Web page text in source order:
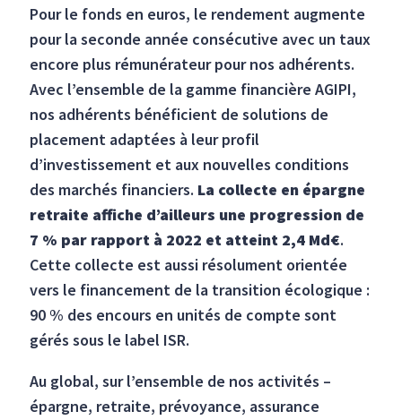
Pour le fonds en euros, le rendement augmente
pour la seconde année consécutive avec un taux
encore plus rémunérateur pour nos adhérents.
Avec l’ensemble de la gamme financière AGIPI,
nos adhérents bénéficient de solutions de
placement adaptées à leur profil
d’investissement et aux nouvelles conditions
des marchés financiers. La collecte en épargne
retraite affiche d’ailleurs une progression de
7 % par rapport à 2022 et atteint 2,4 Md€.
Cette collecte est aussi résolument orientée
vers le financement de la transition écologique :
90 % des encours en unités de compte sont
gérés sous le label ISR.
Au global, sur l’ensemble de nos activités –
épargne, retraite, prévoyance, assurance